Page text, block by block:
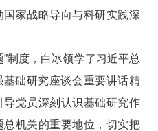
家战略导向与科研实践深
制度，白冰领学了习近平总
础研究座谈会重要讲话精
党员深刻认识基础研究作
机关的重要地位，切实把